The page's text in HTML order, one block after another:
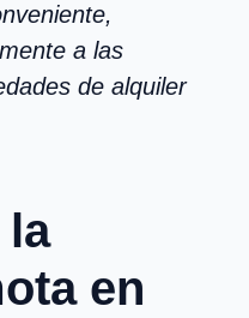
a las
de alquiler
la
en